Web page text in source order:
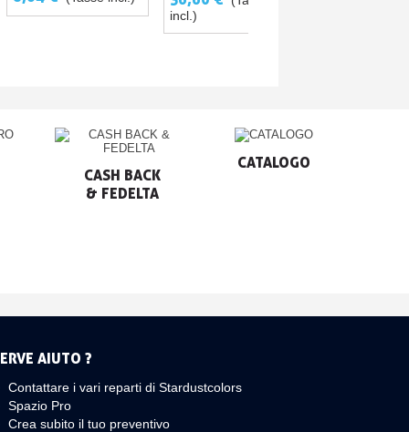
TRASPARENTE SENZA
CATALIZZATORE E
DILUENTE
incl.)
CASH BACK
& FEDELTA
CATALOGO
AIUTO ?
Contattare i vari reparti di Stardustcolors
Spazio Pro
Crea subito il tuo preventivo